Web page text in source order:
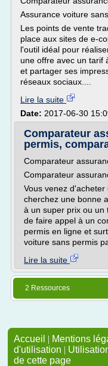
Assurance voiture
Les points de vente
place aux sites de e-
l'outil idéal pour
une offre avec un tarif
et partager ses
réseaux sociaux....
Lire la suite
Date: 2017-06-30
Comparateur
permis,
Comparateur
Comparateur
Vous venez
cherchez une bonne
à un super prix ou un
de faire appel à un
permis en ligne et
voiture sans permis
Lire la suite
2 Ressources
Accueil | Mentions
d'utilisation |
de cette page